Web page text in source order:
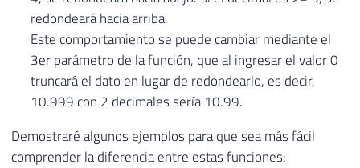
redondeará hacia arriba.
Este comportamiento se puede cambiar mediante el
3er parámetro de la función, que al ingresar el valor 0
truncará el dato en lugar de redondearlo, es decir,
10.999 con 2 decimales sería 10.99.
Demostraré algunos ejemplos para que sea más fácil
comprender la diferencia entre estas funciones: